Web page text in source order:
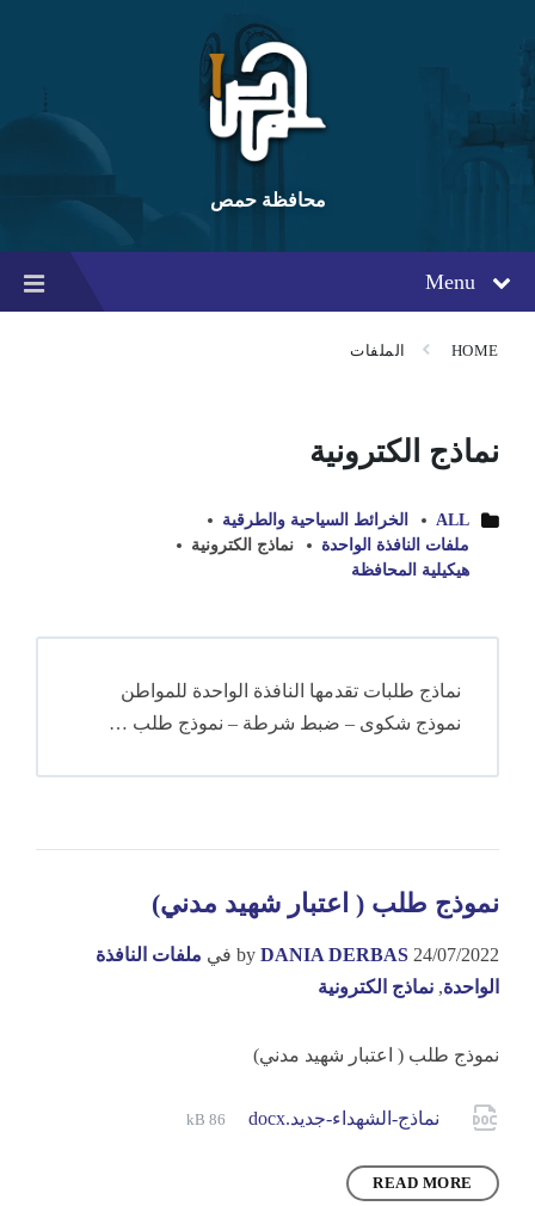
content
main
navigation
footer
محافظة حمص
Menu
HOME الملفات
نماذج الكترونية
ALL
الخرائط السياحية والطرقية
ملفات النافذة الواحدة
نماذج الكترونية
هيكيلية المحافظة
نماذج طلبات تقدمها النافذة الواحدة للمواطن
نموذج شكوى – ضبط شرطة – نموذج طلب …
نموذج طلب ( اعتبار شهيد مدني)
24/07/2022
by DANIA DERBAS في ملفات النافذة
الواحدة, نماذج الكترونية
نموذج طلب ( اعتبار شهيد مدني)
Attachmentsنماذج-الشهداء-جديد.docx
File
86 kB
READ MORE